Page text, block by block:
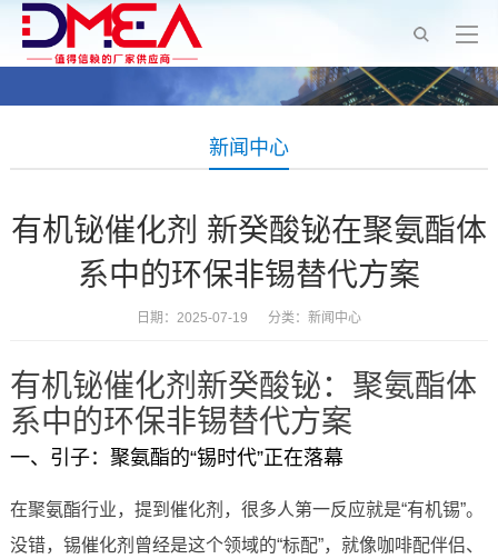
新闻中心
有机铋催化剂 新癸酸铋在聚氨酯体
系中的环保非锡替代方案
日期：2025-07-19 分类： 新闻中心
有机铋催化剂新癸酸铋：聚氨酯体
系中的环保非锡替代方案
一、引子：聚氨酯的“锡时代”正在落幕
在聚氨酯行业，提到催化剂，很多人第一反应就是“有机锡”。
没错，锡催化剂曾经是这个领域的“标配”，就像咖啡配伴侣、